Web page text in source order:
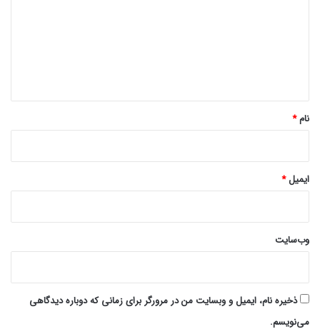
نام*
ایمیل*
وب‌سایت
ذخیره نام، ایمیل و وبسایت من در مرورگر برای زمانی که دوباره دیدگاهی
می‌نویسم.